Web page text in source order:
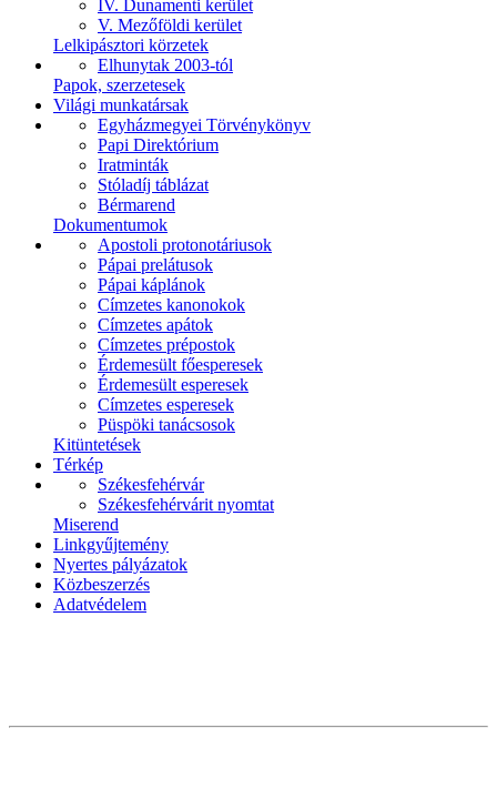
IV. Dunamenti kerület
V. Mezőföldi kerület
Lelkipásztori körzetek
Elhunytak 2003-tól
Papok, szerzetesek
Világi munkatársak
Egyházmegyei Törvénykönyv
Papi Direktórium
Iratminták
Stóladíj táblázat
Bérmarend
Dokumentumok
Apostoli protonotáriusok
Pápai prelátusok
Pápai káplánok
Címzetes kanonokok
Címzetes apátok
Címzetes prépostok
Érdemesült főesperesek
Érdemesült esperesek
Címzetes esperesek
Püspöki tanácsosok
Kitüntetések
Térkép
Székesfehérvár
Székesfehérvárit nyomtat
Miserend
Linkgyűjtemény
Nyertes pályázatok
Közbeszerzés
Adatvédelem